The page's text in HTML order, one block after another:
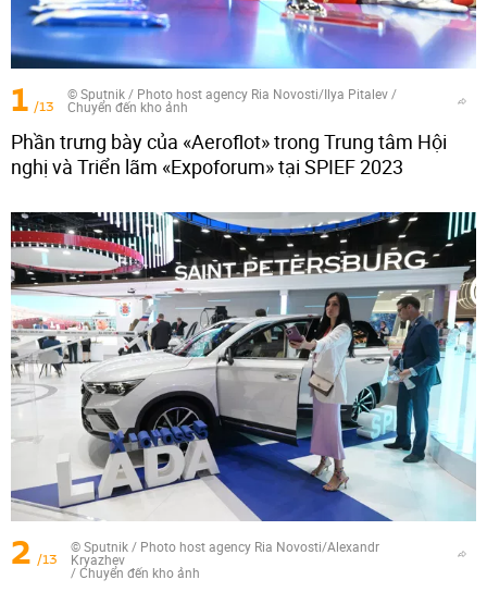
1 /13
© Sputnik / Photo host agency Ria Novosti/Ilya Pitalev/
Chuyển đến kho ảnh
Phần trưng bày của «Aeroflot» trong Trung tâm Hội
nghị và Triển lãm «Expoforum» tại SPIEF 2023
2 /13
© Sputnik / Photo host agency Ria Novosti/Alexandr
Kryazhev
/Chuyển đến kho ảnh